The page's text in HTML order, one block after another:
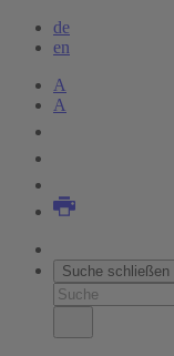
de
en
A
A
Suche schließen